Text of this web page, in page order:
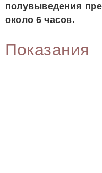
полувыведения
около 6 часов.
Показания